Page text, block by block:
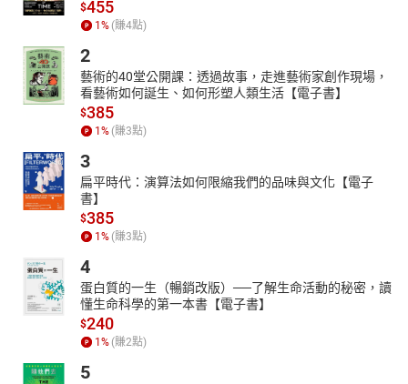
$455
1% (賺4點)
2
藝術的40堂公開課：透過故事，走進藝術家創作現場，
看藝術如何誕生、如何形塑人類生活【電子書】
$385
1% (賺3點)
3
扁平時代：演算法如何限縮我們的品味與文化【電子
書】
$385
1% (賺3點)
4
蛋白質的一生（暢銷改版）──了解生命活動的秘密，讀
懂生命科學的第一本書【電子書】
$240
1% (賺2點)
5